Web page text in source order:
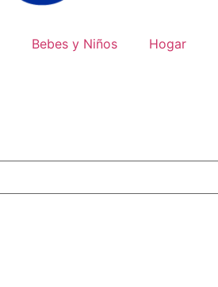
Bebes y Niños Hogar